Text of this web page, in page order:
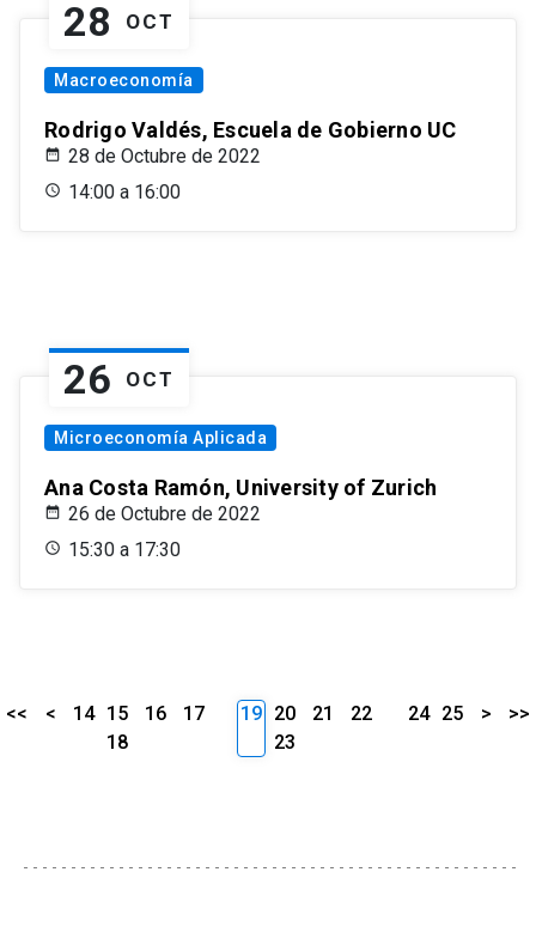
28 OCT
Macroeconomía
Rodrigo Valdés, Escuela de Gobierno UC
28 de Octubre de 2022
14:00 a 16:00
26 OCT
Microeconomía Aplicada
Ana Costa Ramón, University of Zurich
26 de Octubre de 2022
15:30 a 17:30
<< < 14 15 16
17
18
19 20 21
22
23
24 25 > >>